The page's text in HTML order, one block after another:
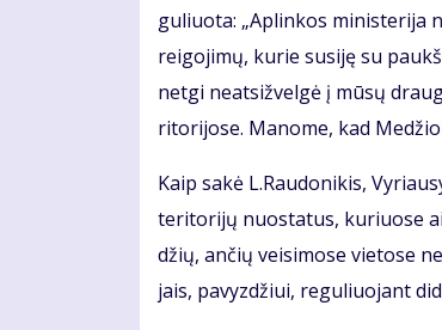
gu­liuo­ta: „Ap­lin­kos mi­nis­te­ri­ja
rei­go­ji­mų, ku­rie su­si­ję su
net­gi neat­si­žvel­gė į mū­sų
ri­to­ri­jo­se. Ma­no­me, kad
Kaip sa­kė L.Rau­do­ni­kis,
te­ri­to­ri­jų nuo­sta­tus, ku­riuo­se
džių, an­čių vei­si­mo­se vie­to­se
jais, pa­vyz­džiui, re­gu­liuo­jant